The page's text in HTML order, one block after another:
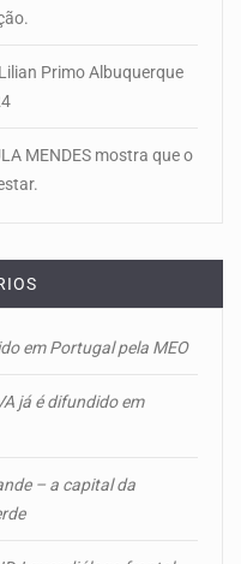
Primo Albuquerque
MENDES mostra que o
em Portugal pela MEO
já é difundido em
– a capital da